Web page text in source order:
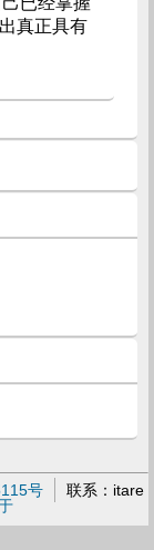
真正具有
号 联系： itare